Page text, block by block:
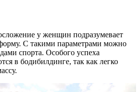
у женщин подразумевает
С такими параметрами можно
спорта. Особого успеха
в бодибилдинге, так как легко